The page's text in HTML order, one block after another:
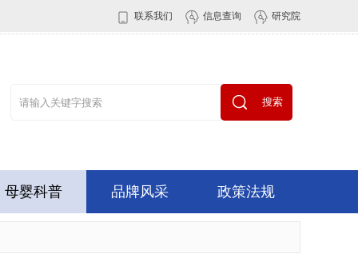
联系我们 信息查询 研究院
搜索
母婴科普 品牌风采 政策法规